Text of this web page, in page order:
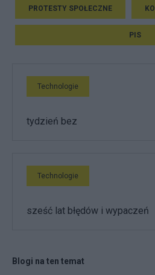
PROTESTY SPOŁECZNE KO
PIS
Technologie
tydzień bez
Technologie
sześć lat błędów i wypaczeń
Blogi na ten temat